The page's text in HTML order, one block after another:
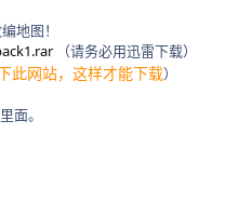
地图！
（请务必用迅雷下载）
此网站，这样才能下载）
面。